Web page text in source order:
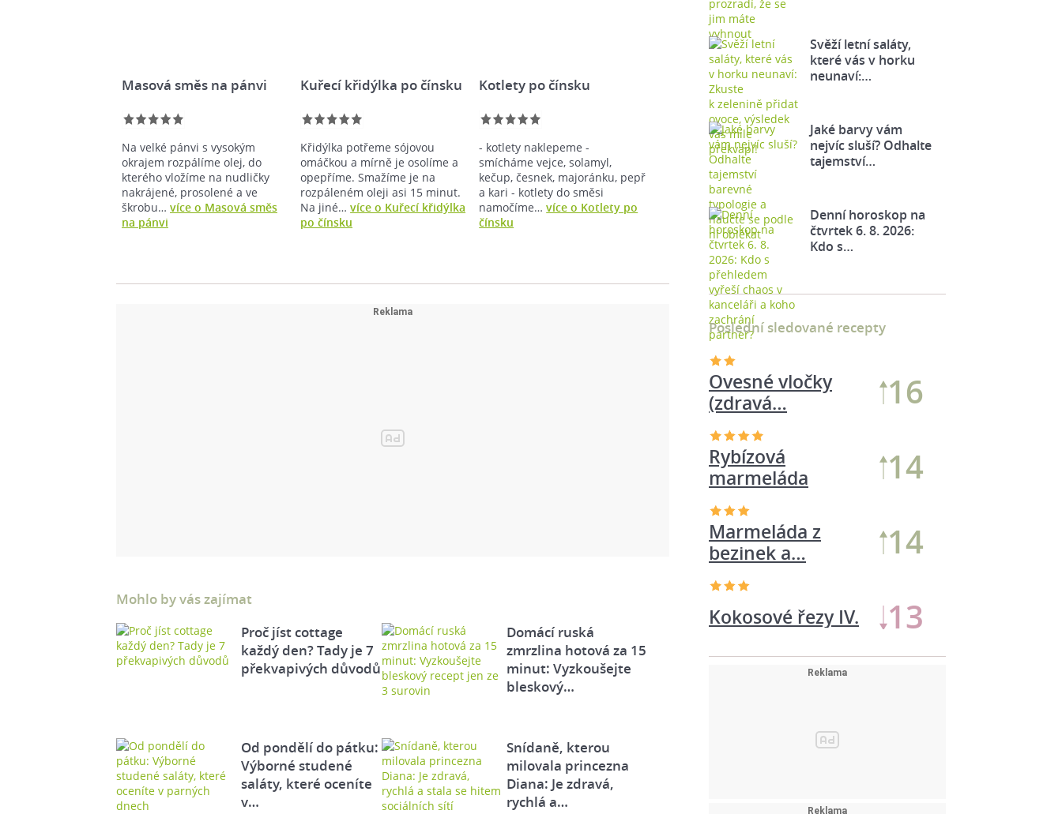
Masová směs na pánvi
Na velké pánvi s vysokým
okrajem rozpálíme olej, do
kterého vložíme na nudličky
nakrájené, prosolené a ve
škrobu… více o Masová směs
na pánvi
Kuřecí křidýlka po čínsku
Křidýlka potřeme sójovou
omáčkou a mírně je osolíme a
opepříme. Smažíme je na
rozpáleném oleji asi 15 minut.
Na jiné…více o Kuřecí křidýlka
po čínsku
Kotlety po čínsku
- kotlety naklepeme -
smícháme vejce, solamyl,
kečup, česnek, majoránku, pepř
a kari - kotlety do směsi
namočíme…více o Kotlety po
čínsku
Mohlo by vás zajímat
Proč jíst cottage
každý den? Tady je 7
překvapivých důvodů
Domácí ruská
zmrzlina hotová za 15
minut: Vyzkoušejte
bleskový…
Od pondělí do pátku:
Výborné studené
saláty, které oceníte
v…
Snídaně, kterou
milovala princezna
Diana: Je zdravá,
rychlá a…
Svěží letní saláty,
které vás v horku
neunaví:…
Jaké barvy vám
nejvíc sluší? Odhalte
tajemství…
Denní horoskop na
čtvrtek 6. 8. 2026:
Kdo s…
Poslední sledované recepty
Kokosové řezy IV. 11
Ovesné vločky
(zdravá…
17
Rybízová
marmeláda
14
Marmeláda z
bezinek a…
16